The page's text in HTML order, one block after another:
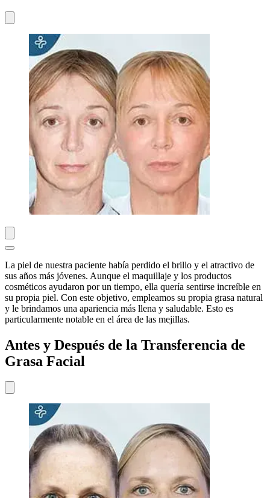
La piel de nuestra paciente había perdido el brillo y el atractivo de
sus años más jóvenes. Aunque el maquillaje y los productos
cosméticos ayudaron por un tiempo, ella quería sentirse increíble en
su propia piel. Con este objetivo, empleamos su propia grasa natural
y le brindamos una apariencia más llena y saludable. Esto es
particularmente notable en el área de las mejillas.
Antes y Después de la Transferencia de
Grasa Facial